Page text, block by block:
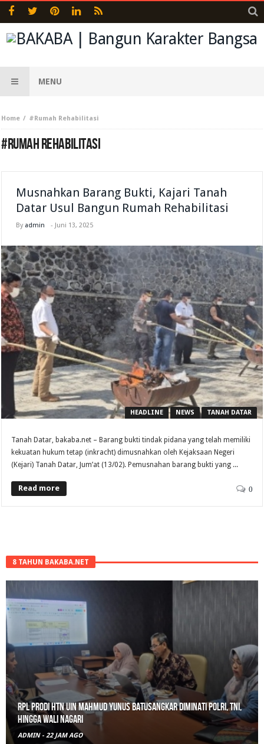
MENU
Home #Rumah Rehabilitasi
#RUMAH REHABILITASI
Musnahkan Barang Bukti, Kajari Tanah
Datar Usul Bangun Rumah Rehabilitasi
By admin - Juni 13, 2025
HEADLINE NEWS TANAH DATAR
Tanah Datar, bakaba.net – Barang bukti tindak pidana yang telah memiliki
kekuatan hukum tetap (inkracht) dimusnahkan oleh Kejaksaan Negeri
(Kejari) Tanah Datar, Jum’at (13/02). Pemusnahan barang bukti yang ...
Read more 0
8 TAHUN BAKABA.NET
RPL Prodi HTN UIN Mahmud Yunus Batusangkar Diminati Polri, TNI,
hingga Wali Nagari
ADMIN - 22 JAM AGO